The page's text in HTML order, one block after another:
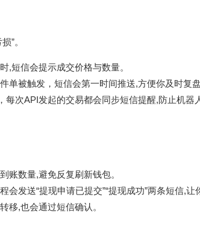
”。
,短信会提示成交价格与数量。
单被触发，短信会第一时间推送,方便你及时复
每次API发起的交易都会同步短信提醒,防止机器
账数量,避免反复刷新钱包。
会发送“提现申请已提交”“提现成功”两条短信,让
移,也会通过短信确认。